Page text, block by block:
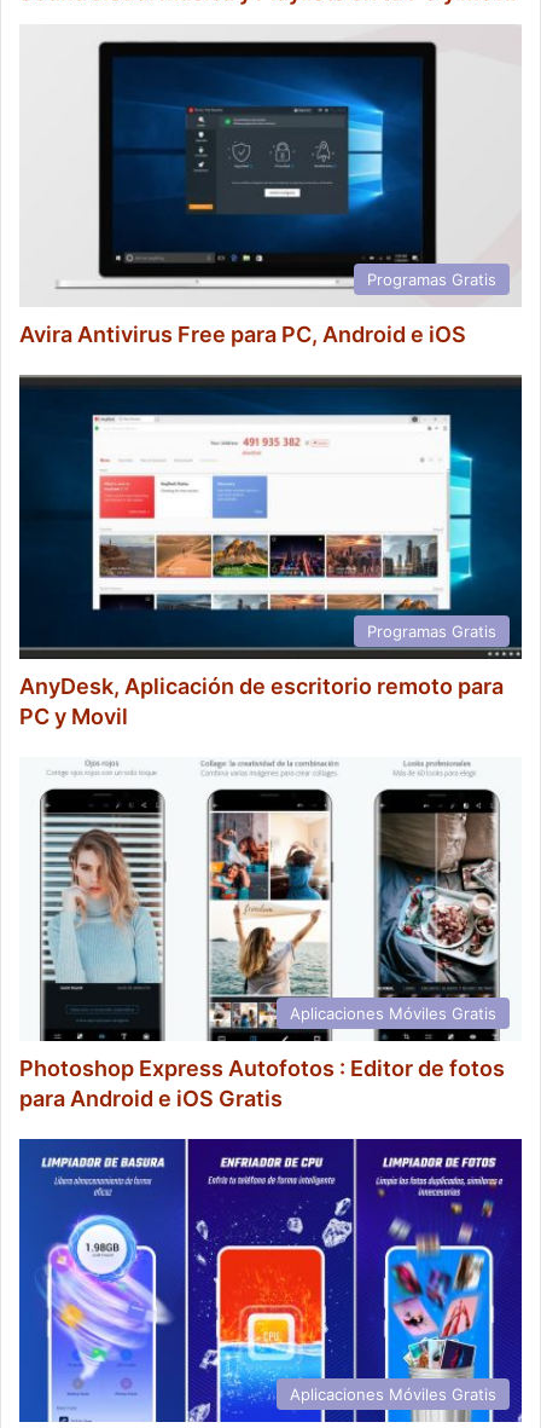
Programas Gratis
Avira Antivirus Free para PC, Android e iOS
Programas Gratis
AnyDesk, Aplicación de escritorio remoto para
PC y Movil
Aplicaciones Móviles Gratis
Photoshop Express Autofotos : Editor de fotos
para Android e iOS Gratis
Aplicaciones Móviles Gratis